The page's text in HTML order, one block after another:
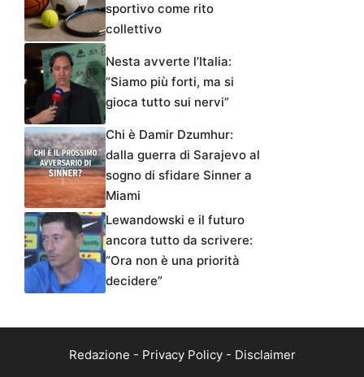
sportivo come rito
collettivo
Nesta avverte l’Italia:
“Siamo più forti, ma si
gioca tutto sui nervi”
Chi è Damir Dzumhur:
dalla guerra di Sarajevo al
sogno di sfidare Sinner a
Miami
Lewandowski e il futuro
ancora tutto da scrivere:
“Ora non è una priorità
decidere”
Redazione - Privacy Policy- Disclaimer